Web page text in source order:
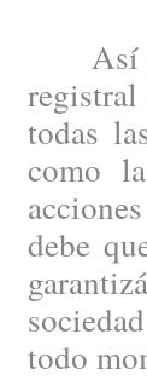
Así
todas
como
debe
todo